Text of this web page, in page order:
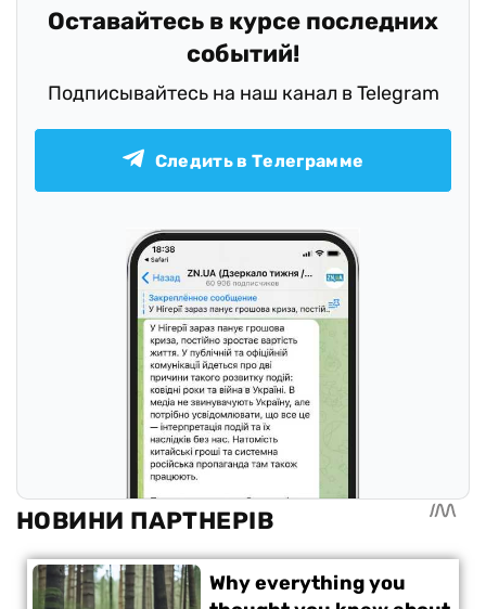
Оставайтесь в курсе последних
событий!
Подписывайтесь на наш канал в Telegram
Следить в Телеграмме